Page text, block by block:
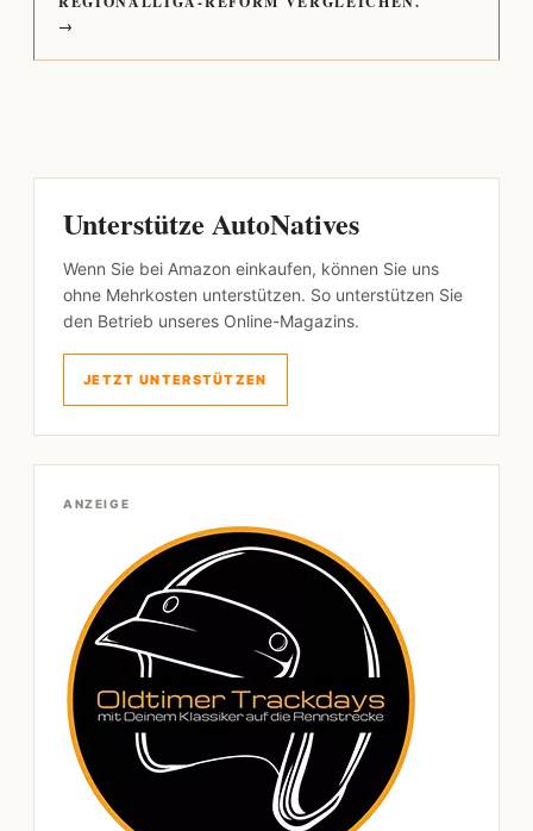
→
Unterstütze AutoNatives
Wenn Sie bei Amazon einkaufen, können Sie uns
ohne Mehrkosten unterstützen. So unterstützen Sie
den Betrieb unseres Online-Magazins.
JETZT UNTERSTÜTZEN
ANZEIGE